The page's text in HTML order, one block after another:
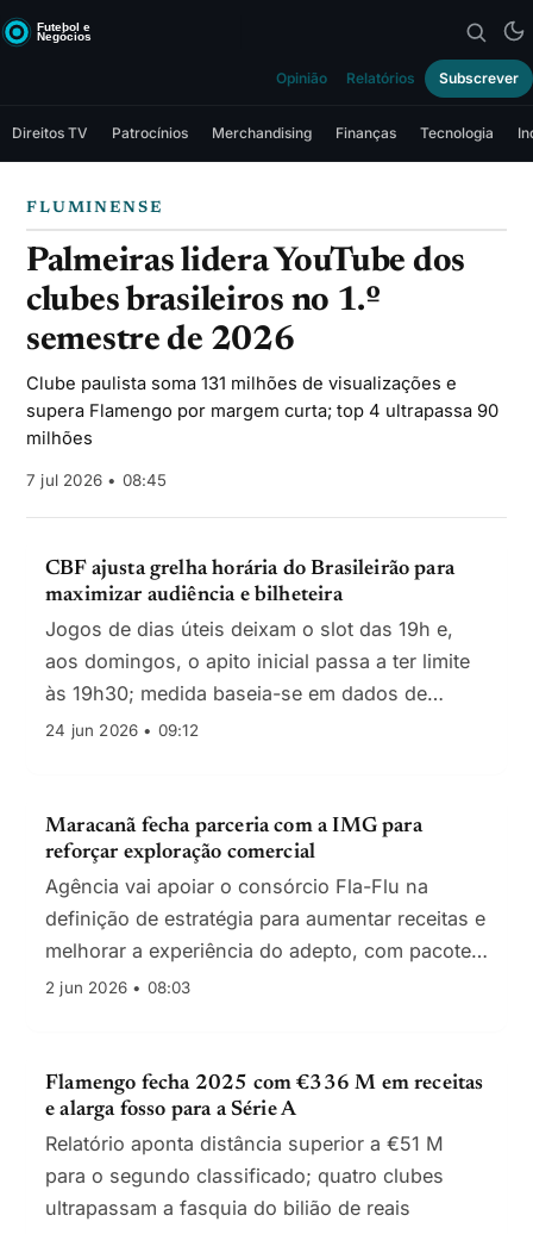
Opinião Relatórios Subscrever
Direitos TV Patrocínios Merchandising Finanças Tecnologia
FLUMINENSE
Palmeiras lidera YouTube dos
clubes brasileiros no 1.º
semestre de 2026
Clube paulista soma 131 milhões de visualizações e
supera Flamengo por margem curta; top 4 ultrapassa 90
milhões
7 jul 2026 • 08:45
CBF ajusta grelha horária do Brasileirão para
maximizar audiência e bilheteira
Jogos de dias úteis deixam o slot das 19h e,
aos domingos, o apito inicial passa a ter limite
às 19h30; medida baseia-se em dados de
transmissão e afluência aos estádios.
24 jun 2026 • 09:12
Maracanã fecha parceria com a IMG para
reforçar exploração comercial
Agência vai apoiar o consórcio Fla-Flu na
definição de estratégia para aumentar receitas e
melhorar a experiência do adepto, com pacotes
de serviços para eventos e marcas.
2 jun 2026 • 08:03
Flamengo fecha 2025 com €336 M em receitas
e alarga fosso para a Série A
Relatório aponta distância superior a €51 M
para o segundo classificado; quatro clubes
ultrapassam a fasquia do bilião de reais